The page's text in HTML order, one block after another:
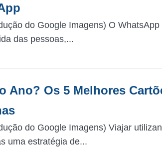
do Google Imagens) O WhatsApp
das pessoas,...
Ano? Os 5 Melhores
do Google Imagens) Viajar
uma estratégia de...